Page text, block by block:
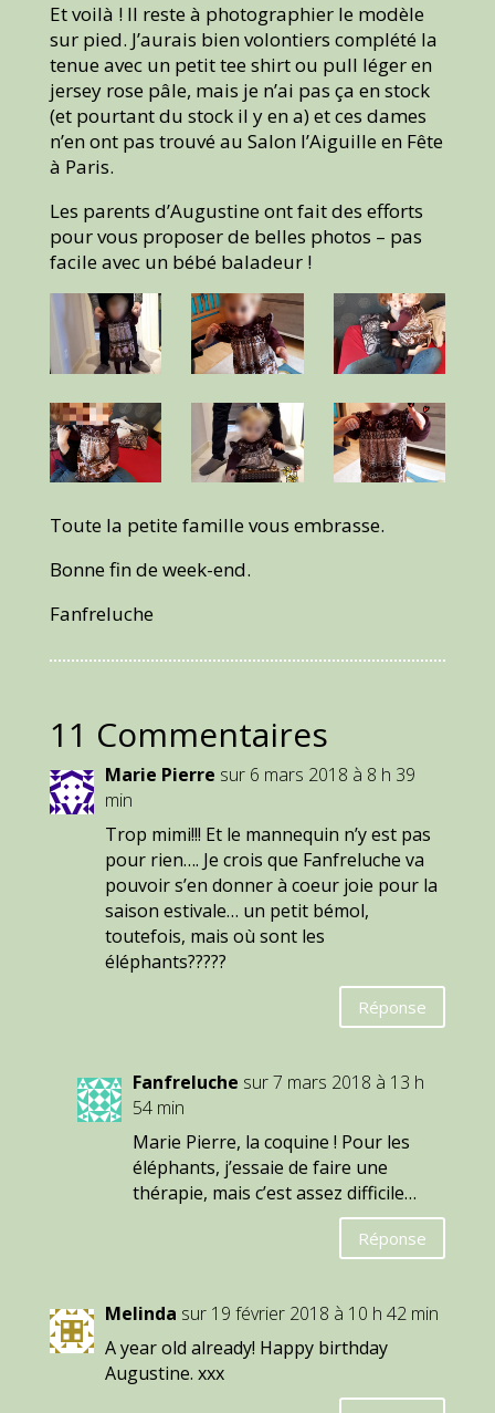
Et voilà ! Il reste à photographier le modèle
sur pied. J’aurais bien volontiers complété la
tenue avec un petit tee shirt ou pull léger en
jersey rose pâle, mais je n’ai pas ça en stock
(et pourtant du stock il y en a) et ces dames
n’en ont pas trouvé au Salon l’Aiguille en Fête
à Paris.
Les parents d’Augustine ont fait des efforts
pour vous proposer de belles photos – pas
facile avec un bébé baladeur !
Toute la petite famille vous embrasse.
Bonne fin de week-end.
Fanfreluche
11 Commentaires
Marie Pierre sur 6 mars 2018 à 8 h 39
min
Trop mimi!!! Et le mannequin n’y est pas
pour rien…. Je crois que Fanfreluche va
pouvoir s’en donner à coeur joie pour la
saison estivale… un petit bémol,
toutefois, mais où sont les
éléphants?????
Réponse
Fanfreluche sur 7 mars 2018 à 13 h
54 min
Marie Pierre, la coquine ! Pour les
éléphants, j’essaie de faire une
thérapie, mais c’est assez difficile…
Réponse
Melinda sur 19 février 2018 à 10 h 42 min
A year old already! Happy birthday
Augustine. xxx